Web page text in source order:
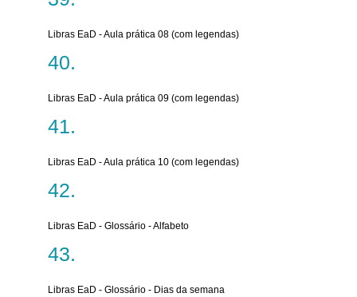
Libras EaD - Aula prática 08 (com legendas)
Libras EaD - Aula prática 09 (com legendas)
Libras EaD - Aula prática 10 (com legendas)
Libras EaD - Glossário - Alfabeto
Libras EaD - Glossário - Dias da semana